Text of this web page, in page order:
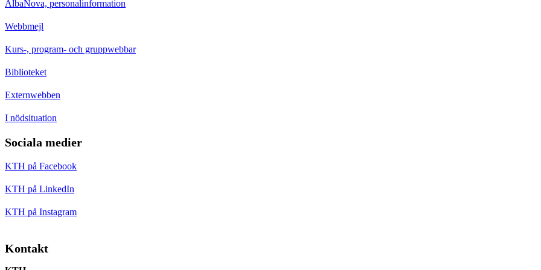
AlbaNova, personalinformation
Webbmejl
Kurs-, program- och gruppwebbar
Biblioteket
Externwebben
I nödsituation
Sociala medier
KTH på Facebook
KTH på LinkedIn
KTH på Instagram
Kontakt